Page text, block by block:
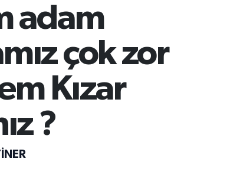
adam
çok zor
Kızar
?